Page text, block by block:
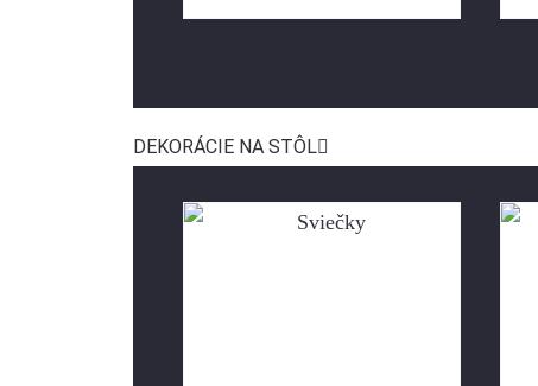
DEKORÁCIE NA STÔL